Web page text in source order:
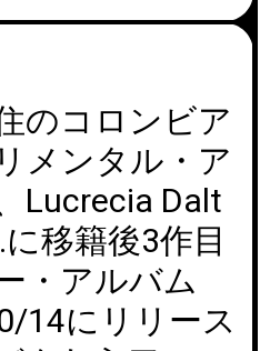
のコロンビア
メンタル・ア
Lucrecia Dalt
移籍後3作目
・アルバム
14にリリース